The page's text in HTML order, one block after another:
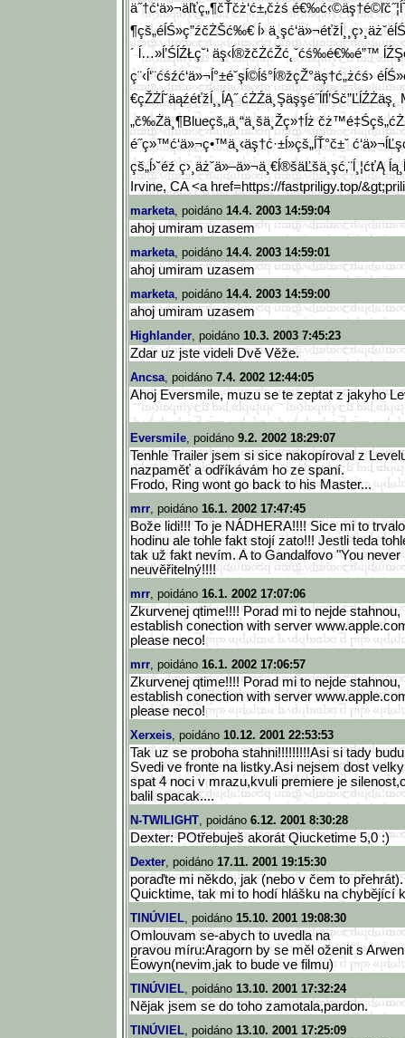
ä˝†ć‘ä»¬äľťç„¶čŤčż‘ć±‚čżś
¶çš„é­ĺŚ»ç”źčŻŠć‰€ ĺ›
´ ĺ…»ĺ’ŚĺŹŁç˘‘ äş‹ĺ®žčŻćŽć˛ˇćś‰é€‰é”™
ç¨‹ĺ‘¨ćśźć‘ä»¬ĺ°±éˇşĺ©ĺś°ĺ®žçŽ°äş†ć„żćś›
€çŽŻĺ˘äąźéťžĺ¸¸ĺĄ˝
„č‰Żä¸¶Blueçš„ä¸“ä¸šä¸Žç»†ĺż
é˝ç»™ć‘ä»¬ç•™ä¸‹äş†ć·±ĺ»çš„ĺŤ°č±ˇ
çš„ĺ›˘éź ç›¸äżˇä»–ä»¬ä¸€ĺ®šäĽšä¸şć‚¨ĺ¸¦ćťĄ
Irvine, CA <a href=https://fastpriligy.top/&
marketa, poidáno 14.4. 2003 14:59:04
ahoj umiram uzasem
marketa, poidáno 14.4. 2003 14:59:01
ahoj umiram uzasem
marketa, poidáno 14.4. 2003 14:59:00
ahoj umiram uzasem
Highlander, poidáno 10.3. 2003 7:45:23
Zdar uz jste videli Dvě Věže.
Ancsa, poidáno 7.4. 2002 12:44:05
Ahoj Eversmile, muzu se te zeptat z jakyho
Eversmile, poidáno 9.2. 2002 18:29:07
Tenhle Trailer jsem si sice nakopíroval z
nazpaměť a odříkávám ho ze spaní.
Frodo, Ring wont go back to his Master...
mrr, poidáno 16.1. 2002 17:47:45
Bože lidi!!! To je NÁDHERA!!!! Sice mi to
hodinu ale tohle fakt stojí zato!!! Jestli teda
tak už fakt nevím. A to Gandalfovo "You never
neuvěřitelný!!!!
mrr, poidáno 16.1. 2002 17:07:06
Zkurvenej qtime!!!! Porad mi to nejde
establish conection with server
please neco!
mrr, poidáno 16.1. 2002 17:06:57
Zkurvenej qtime!!!! Porad mi to nejde
establish conection with server
please neco!
Xerxeis, poidáno 10.12. 2001 22:53:53
Tak uz se proboha stahni!!!!!!!!!Asi si tady
Svedi ve fronte na listky.Asi nejsem dost
spat 4 noci v mrazu,kvuli premiere je
balil spacak....
N-TWILIGHT, poidáno 6.12. 2001 8:30:28
Dexter: POtřebuješ akorát Qiucketime 5,0 :)
Dexter, poidáno 17.11. 2001 19:15:30
poraďte mi někdo, jak (nebo v čem to
Quicktime, tak mi to hodí hlášku na chybějící
TINÚVIEL, poidáno 15.10. 2001 19:08:30
Omlouvam se-abych to uvedla na
pravou míru:Aragorn by se měl oženit s
Éowyn(nevim,jak to bude ve filmu)
TINÚVIEL, poidáno 13.10. 2001 17:32:24
Nějak jsem se do toho zamotala,pardon.
TINÚVIEL, poidáno 13.10. 2001 17:25:09